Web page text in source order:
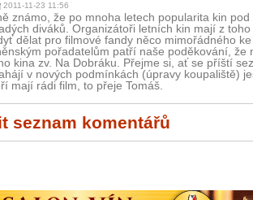
2011-11-23 11:56
známo, že po mnoha letech popularita kin
diváků. Organizátoři letních kin mají z
dělat pro filmové fandy něco mimořádného
pořadatelům patří naše poděkování, že
kina zv. Na Dobráku. Přejme si, ať se příští
v nových podmínkách (úpravy koupaliště)
mají rádi film, to přeje Tomáš.
seznam komentářů